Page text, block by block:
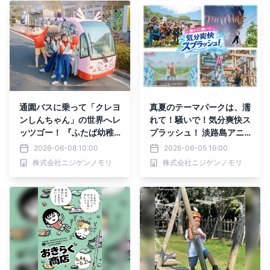
ジナルフォトフレーム作り
体験」
通園バスに乗って「クレヨ
ンしんちゃん」の世界へレ
ッツゴー！ 『ふたば幼稚
園バス』乗車券付き限定ツ
アーチケット
2026-06-08 10:00
株式会社ニジゲンノモリ
真夏のテーマパークは、濡
れて！騒いで！気分爽快ス
プラッシュ！ 淡路島アニ
メパーク「ニジゲンノモ
リ」 スプラッシュイベン
トを大特集 ～モリにいる
負けないアニメパークを楽
しもう～
2026-06-05 16:00
株式会社ニジゲンノモリ